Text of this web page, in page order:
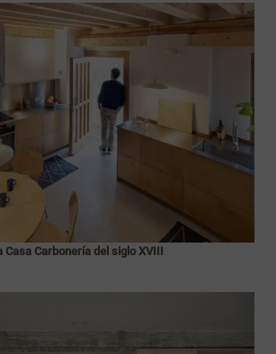
Casa Carbonería del siglo XVIII